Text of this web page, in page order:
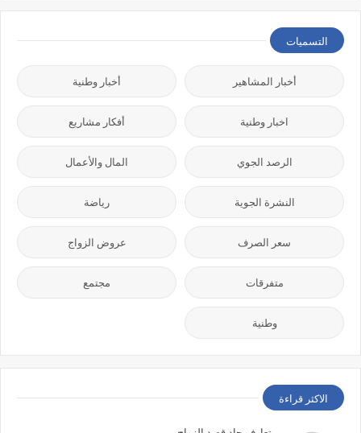
التسميات
أخبار المشاهير أخبار وطنية
اخبار وطنية أفكار مشاريع
الرصد الجوي المال والأعمال
النشرة الجوية رياضة
سعر الصرف عروض الزواج
متفرقات مجتمع
وطنية
الاكثر قراءة